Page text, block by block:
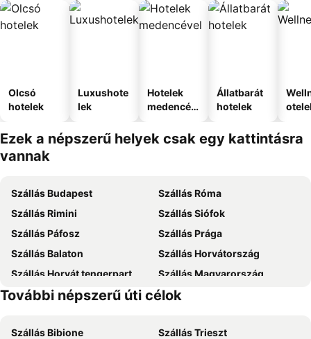
Olcsó
hotelek
Luxushote
lek
Hotelek
medencév
Állatbarát
hotelek
Ezek a népszerű helyek csak egy kattintásra
vannak
Szállás Budapest
Szállás Róma
Szállás Rimini
Szállás Siófok
Szállás Páfosz
Szállás Prága
Szállás Balaton
Szállás Horvátország
Szállás Horvát tengerpart
Szállás Magyarország
Szállás Zakynthos
Szállás Mallorca
További népszerű úti célok
Szállás Bibione
Szállás Trieszt